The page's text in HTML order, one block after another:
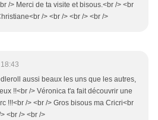
/> Merci de ta visite et bisous.<br /> <br
/> <br /> <br /> <br />
aussi beaux les uns que les autres,
!!<br /> Véronica t'a fait découvrir une
!!!<br /> <br /> Gros bisous ma Cricri<br
<br /> <br />